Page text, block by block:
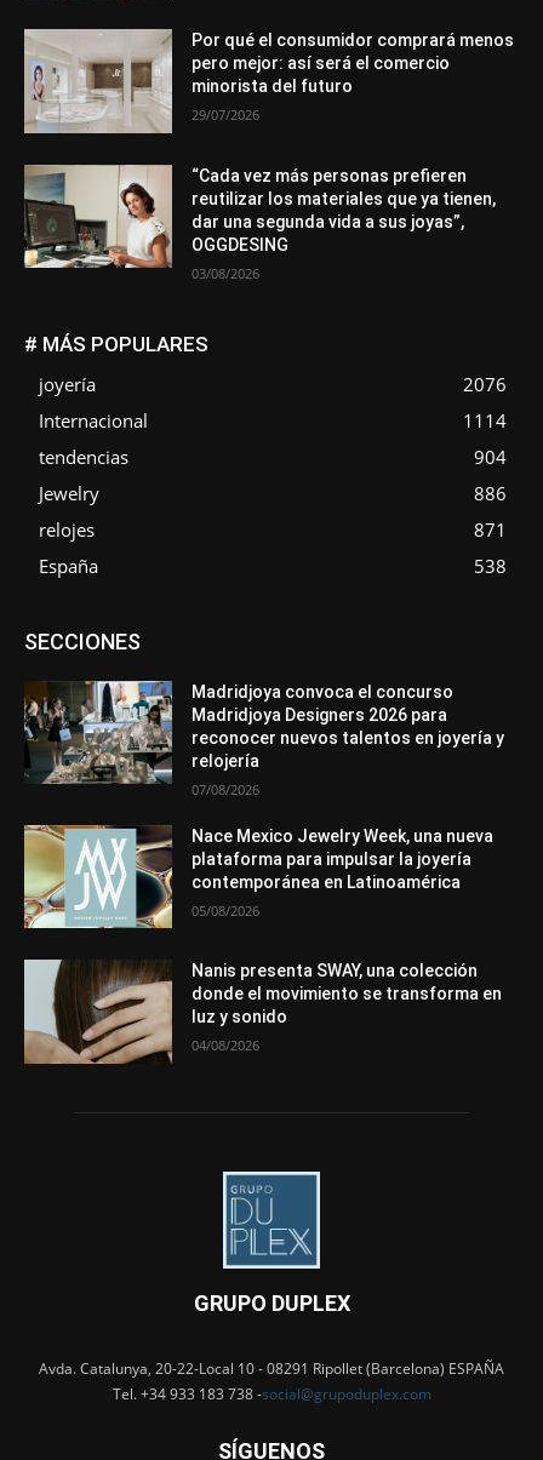
Por qué el consumidor comprará menos
pero mejor: así será el comercio
minorista del futuro
29/07/2026
“Cada vez más personas prefieren
reutilizar los materiales que ya tienen,
dar una segunda vida a sus joyas”,
OGGDESING
03/08/2026
# MÁS POPULARES
joyería
2076
Internacional
1114
tendencias
904
Jewelry
886
relojes
871
España
538
SECCIONESAsociaciones
Entrevistas
Mundo Técnico
Novedades Opiniones
Perspectiva
Premios
Secciones Sin categoría
Más
Madridjoya convoca el concurso
Madridjoya Designers 2026 para
reconocer nuevos talentos en joyería y
relojería
07/08/2026
Nace Mexico Jewelry Week, una nueva
plataforma para impulsar la joyería
contemporánea en Latinoamérica
05/08/2026
Nanis presenta SWAY, una colección
donde el movimiento se transforma en
luz y sonido
04/08/2026
GRUPO DUPLEX
Avda. Catalunya, 20-22-Local 10 - 08291 Ripollet (Barcelona) ESPAÑA
Tel. +34 933 183 738 -social@grupoduplex.com
SÍGUENOS